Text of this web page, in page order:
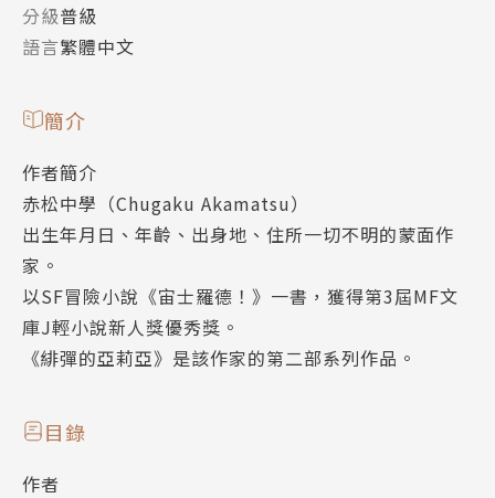
分級普級
語言繁體中文
簡介
作者簡介
赤松中學（Chugaku Akamatsu）
出生年月日、年齡、出身地、住所一切不明的蒙面作
家。
以SF冒險小說《宙士羅德！》一書，獲得第3屆MF文
庫J輕小說新人獎優秀獎。
《緋彈的亞莉亞》是該作家的第二部系列作品。
目錄
作者